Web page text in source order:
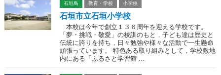
石垣島 教育・学校 小学校
石垣市立石垣小学校
本校は今年で創立１３６周年を迎える学校です。
「夢・挑戦・敬愛」の校訓のもと，子ども達は歴史と
伝統に誇りを持ち，日々勉強や様々な活動で一生懸命
頑張っています。 特色ある取り組みとして，学校敷地
内にある「ふるさと学習館 ...